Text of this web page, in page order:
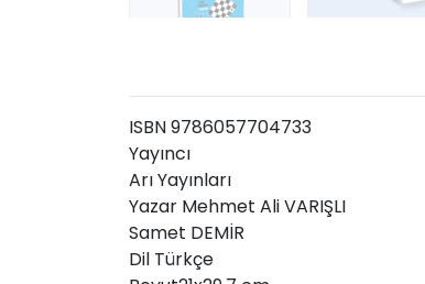
ISBN 9786057704733
Yayıncı
Arı Yayınları
Yazar Mehmet Ali VARIŞLI
Samet DEMİR
Dil Türkçe